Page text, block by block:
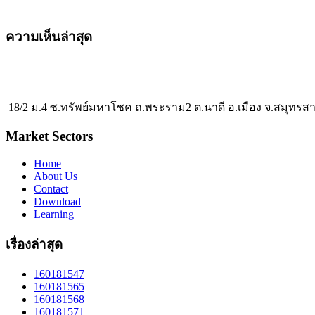
ความเห็นล่าสุด
18/2 ม.4 ซ.ทรัพย์มหาโชค ถ.พระราม2 ต.นาดี อ.เมือง จ.สมุทรส
Market Sectors
Home
About Us
Contact
Download
Learning
เรื่องล่าสุด
160181547
160181565
160181568
160181571